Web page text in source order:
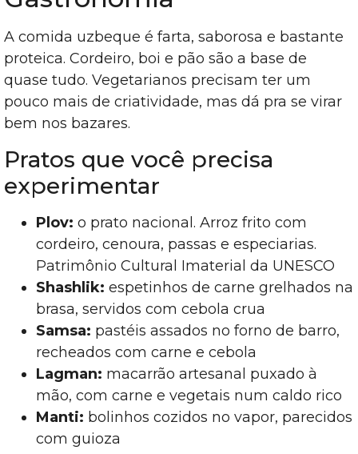
A comida uzbeque é farta, saborosa e bastante
proteica. Cordeiro, boi e pão são a base de
quase tudo. Vegetarianos precisam ter um
pouco mais de criatividade, mas dá pra se virar
bem nos bazares.
Pratos que você precisa
experimentar
Plov: o prato nacional. Arroz frito com
cordeiro, cenoura, passas e especiarias.
Patrimônio Cultural Imaterial da UNESCO
Shashlik: espetinhos de carne grelhados na
brasa, servidos com cebola crua
Samsa: pastéis assados no forno de barro,
recheados com carne e cebola
Lagman: macarrão artesanal puxado à
mão, com carne e vegetais num caldo rico
Manti: bolinhos cozidos no vapor, parecidos
com guioza